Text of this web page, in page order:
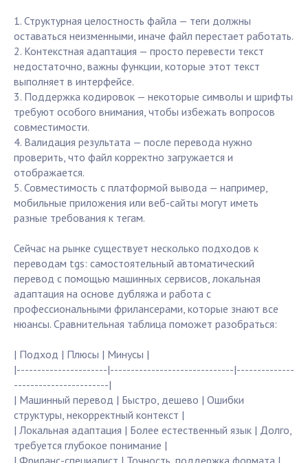
1. Структурная целостность файла — теги должны
оставаться неизменными, иначе файл перестает работать.
2. Контекстная адаптация — просто перевести текст
недостаточно, важны функции, которые этот текст
выполняет в интерфейсе.
3. Поддержка кодировок — некоторые символы и шрифты
требуют особого внимания, чтобы избежать вопросов
совместимости.
4. Валидация результата — после перевода нужно
проверить, что файл корректно загружается и
отображается.
5. Совместимость с платформой вывода — например,
мобильные приложения или веб-сайты могут иметь
разные требования к тегам.
Сейчас на рынке существует несколько подходов к
переводам tgs: самостоятельный автоматический
перевод с помощью машинных сервисов, локальная
адаптация на основе дубляжа и работа с
профессиональными фрилансерами, которые знают все
нюансы. Сравнительная таблица поможет разобраться:
| Подход | Плюсы | Минусы |
|----------------------|------------------------------|--------------
-----------------------|
| Машинный перевод | Быстро, дешево | Ошибки
структуры, некорректный контекст |
| Локальная адаптация | Более естественный язык | Долго,
требуется глубокое понимание |